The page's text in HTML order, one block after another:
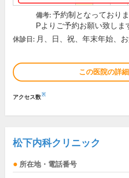
備考: 予約制となっており
Pよりご予約お願い致しま
休診日: 月、日、祝、年末年始、
この医院の詳
アクセス数※
松下内科クリニック
所在地・電話番号